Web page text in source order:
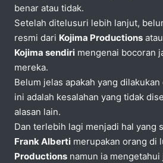
benar atau tidak.
Setelah ditelusuri lebih lanjut,
resmi dari Kojima Productions
Kojima sendiri mengenai bocoran
mereka.
Belum jelas apakah yang dilakukan
ini adalah kesalahan yang tidak
alasan lain.
Dan terlebih lagi menjadi hal yang
Frank Alberti merupakan orang di
Productions namun ia